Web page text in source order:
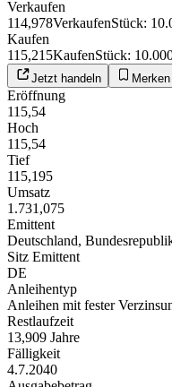
Verkaufen
114,978VerkaufenStück:
Kaufen
115,215KaufenStück:
Jetzt handeln Merken
Eröffnung
115,54
Hoch
115,54
Tief
115,195
Umsatz
1.731,075
Emittent
Deutschland,
Sitz Emittent
DE
Anleihentyp
Anleihen mit fester
Restlaufzeit
13,909 Jahre
Fälligkeit
4.7.2040